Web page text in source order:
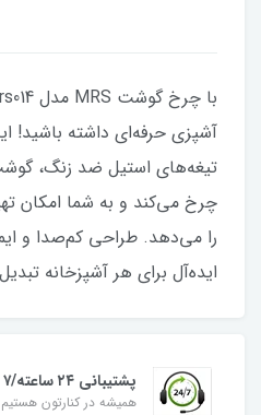
آشپزی حرفه‌ای داشته باشید!
تیغه‌های استیل ضد زنگ،
چرخ می‌کند و به شما امکان
ایده‌آل برای هر آشپزخانه
پشتیبانی ۲۴ ساعته/۷ روز هفته
همیشه در کنارتون هستیم